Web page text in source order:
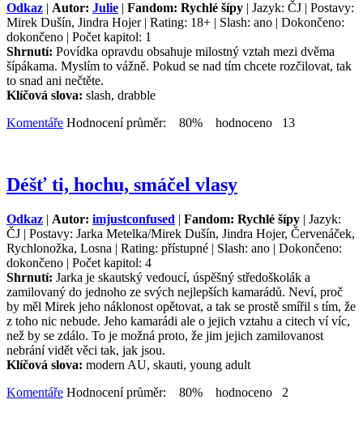
Odkaz | Autor: Julie | Fandom: Rychlé šípy | Jazyk: ČJ | Postavy:
Mirek Dušín, Jindra Hojer | Rating: 18+ | Slash: ano | Dokončeno:
dokončeno | Počet kapitol: 1
Shrnutí: Povídka opravdu obsahuje milostný vztah mezi dvěma
šípákama. Myslím to vážně. Pokud se nad tím chcete rozčilovat, tak
to snad ani nečtěte.
Klíčová slova: slash, drabble
Komentáře Hodnocení průměr: 80% hodnoceno 13
Déšť ti, hochu, smáčel vlasy
Odkaz | Autor: imjustconfused | Fandom: Rychlé šípy | Jazyk:
ČJ | Postavy: Jarka Metelka/Mirek Dušín, Jindra Hojer, Červenáček,
Rychlonožka, Losna | Rating: přístupné | Slash: ano | Dokončeno:
dokončeno | Počet kapitol: 4
Shrnutí: Jarka je skautský vedoucí, úspěšný středoškolák a
zamilovaný do jednoho ze svých nejlepších kamarádů. Neví, proč
by měl Mirek jeho náklonost opětovat, a tak se prostě smířil s tím, že
z toho nic nebude. Jeho kamarádi ale o jejich vztahu a citech ví víc,
než by se zdálo. To je možná proto, že jim jejich zamilovanost
nebrání vidět věci tak, jak jsou.
Klíčová slova: modern AU, skauti, young adult
Komentáře Hodnocení průměr: 80% hodnoceno 2